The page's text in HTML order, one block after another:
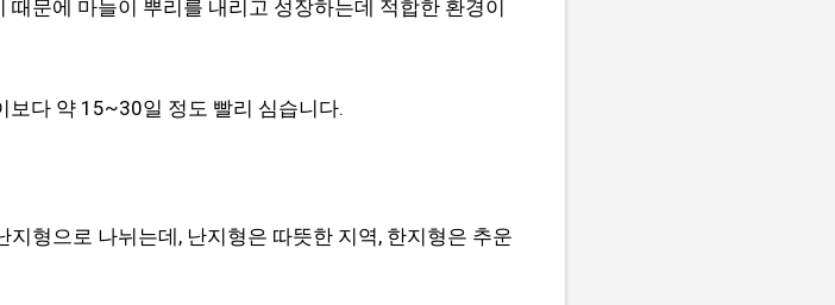
문에 마늘이 뿌리를 내리고 성장하는데 적합한 환경이
보다 약 15~30일 정도 빨리 심습니다.
형으로 나뉘는데, 난지형은 따뜻한 지역, 한지형은 추운